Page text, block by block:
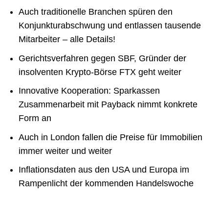
Auch traditionelle Branchen spüren den
Konjunkturabschwung und entlassen tausende
Mitarbeiter – alle Details!
Gerichtsverfahren gegen SBF, Gründer der
insolventen Krypto-Börse FTX geht weiter
Innovative Kooperation: Sparkassen
Zusammenarbeit mit Payback nimmt konkrete
Form an
Auch in London fallen die Preise für Immobilien
immer weiter und weiter
Inflationsdaten aus den USA und Europa im
Rampenlicht der kommenden Handelswoche